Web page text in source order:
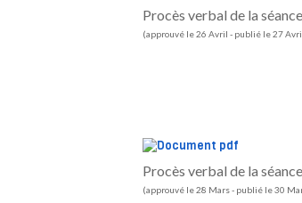
Procès verbal de la séance
(approuvé le 26 Avril - publié le 27
Procès verbal de la séance
(approuvé le 28 Mars - publié le 30